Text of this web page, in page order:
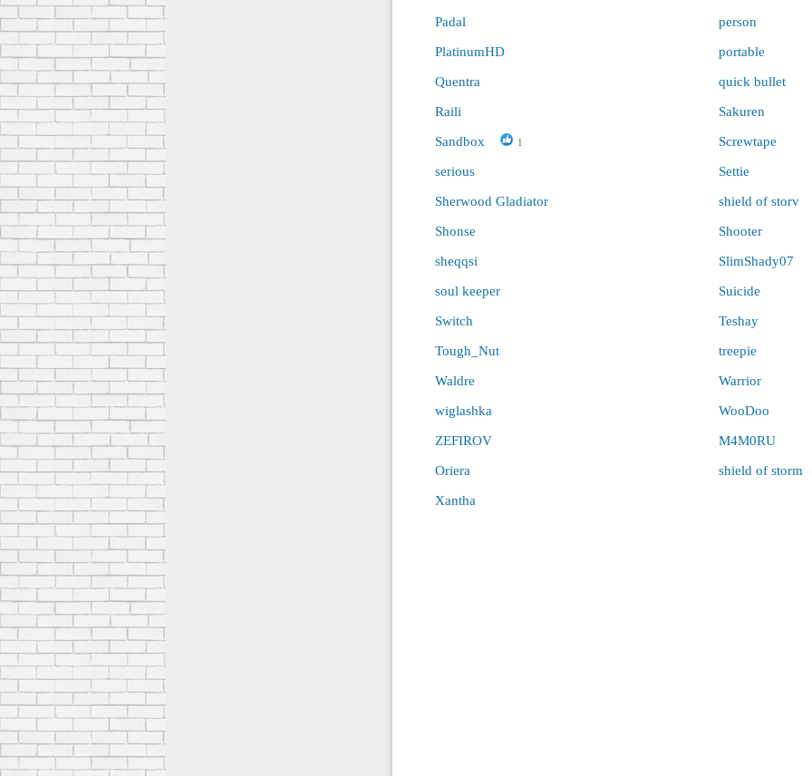
Padal person
PlatinumHD portable
Quentra quick bullet
Raili Sakuren
Sandbox 1 Screwtape
serious Settie
Sherwood Gladiator shield of storv
Shonse Shooter
shеqqsi SlimShady07
soul keeper Suicide
Switch Teshay
Tough_Nut treepie
Waldre Warrior
wiglashka WooDoo
ZEFIROV M4M0RU
Oriera shield of storm
Xantha